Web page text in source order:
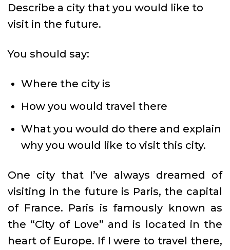
Describe a city that you would like to
visit in the future.
You should say:
Where the city is
How you would travel there
What you would do there and explain
why you would like to visit this city.
One city that I’ve always dreamed of
visiting in the future is Paris, the capital
of France. Paris is famously known as
the “City of Love” and is located in the
heart of Europe. If I were to travel there,